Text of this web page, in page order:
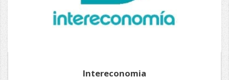
Intereconomia